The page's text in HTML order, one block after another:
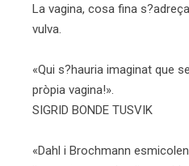
La vagina, cosa fina
vulva.
«Qui s?hauria imaginat que
pròpia vagina!».
SIGRID BONDE TUSVIK
«Dahl i Brochmann